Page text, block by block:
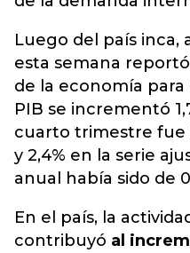
Luego del país inca,
esta semana
de la economía para
PIB se incrementó
cuarto trimestre fue
y 2,4% en la serie
anual había sido de
En el país, la
contribuyó al